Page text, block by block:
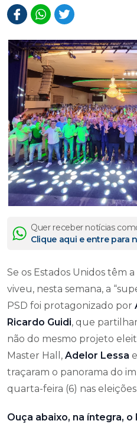
Quer receber notícias
Clique aqui e entre para
Se os Estados Unidos têm
viveu, nesta semana, a
PSD foi protagonizado por
Ricardo Guidi, que
não do mesmo projeto
Master Hall, Adelor Lessa e
traçaram o panorama do
quarta-feira (6) nas
Ouça abaixo, na íntegra,